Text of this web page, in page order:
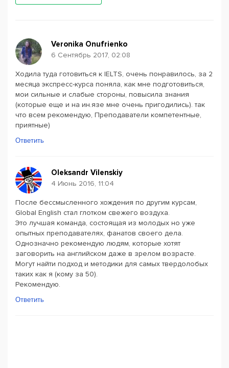
Veronika Onufrienko
6 Сентябрь 2017, 02:08
Ходила туда готовиться к IELTS, очень понравилось, за 2
месяца экспресс-курса поняла, как мне подготовиться,
мои сильные и слабые стороны, повысила знания
(которые еще и на ин.язе мне очень пригодились). так
что всем рекомендую, Преподаватели компетентные,
приятные)
Ответить
Oleksandr Vilenskiy
4 Июнь 2016, 11:04
После бессмысленного хождения по другим курсам,
Global English стал глотком свежего воздуха.
Это лучшая команда, состоящая из молодых но уже
опытных преподавателях, фанатов своего дела.
Однозначно рекомендую людям, которые хотят
заговорить на английском даже в зрелом возрасте.
Могут найти подход и методики для самых твердолобых
таких как я (кому за 50).
Рекомендую.
Ответить